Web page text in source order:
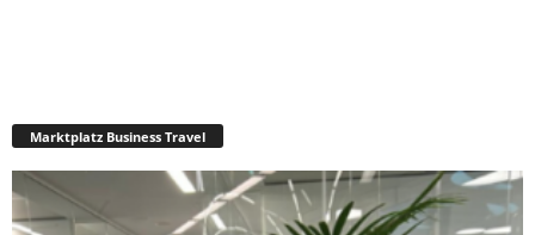
Marktplatz Business Travel